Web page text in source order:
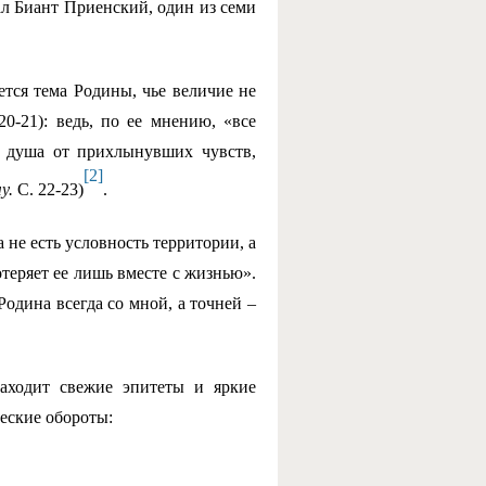
Биант Приенский, один из семи
тема Родины, чье величие не
21): ведь, по ее мнению, «все
душа от прихлынувших чувств,
С. 22-23)
[2]
.
есть условность территории, а
ее лишь вместе с жизнью».
всегда со мной, а точней –
свежие эпитеты и яркие
обороты: